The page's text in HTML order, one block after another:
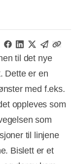
til det nye
Dette er en
med f.eks.
oppleves som
som
til linjene
Bislett er et